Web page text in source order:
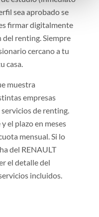
sea aprobado se
firmar digitalmente
renting. Siempre
cercano a tu
casa.
muestra
empresas
de renting.
el plazo en meses
mensual. Si lo
del RENAULT
el detalle del
incluidos.